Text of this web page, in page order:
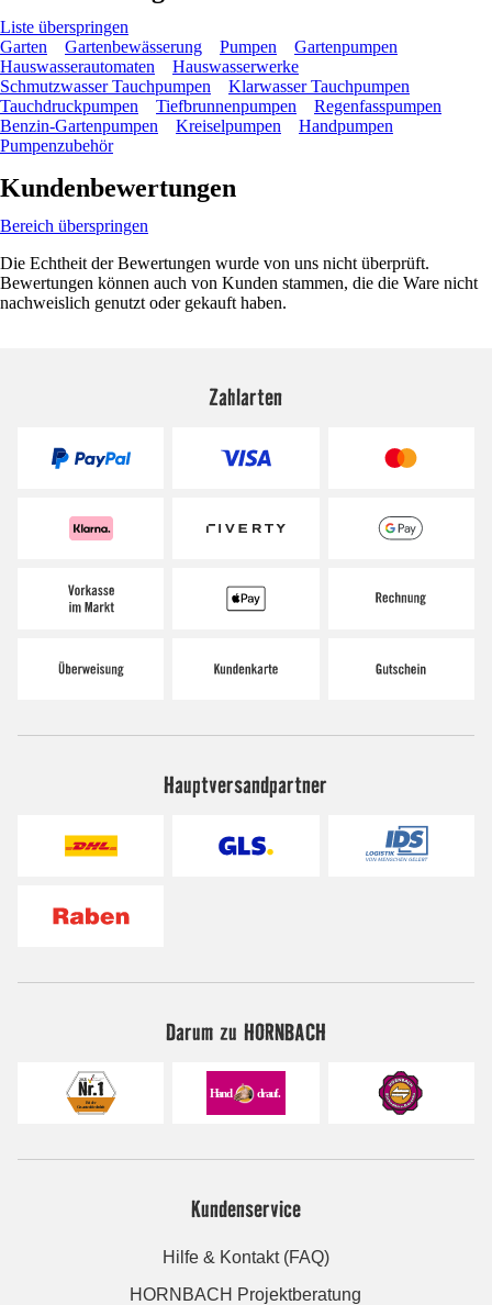
Liste überspringen
Garten
Gartenbewässerung Pumpen
Gartenpumpen
Hauswasserautomaten
Hauswasserwerke
Schmutzwasser Tauchpumpen
Klarwasser Tauchpumpen
Tauchdruckpumpen
Tiefbrunnenpumpen
Regenfasspumpen
Benzin-Gartenpumpen
Kreiselpumpen
Handpumpen
Pumpenzubehör
Kundenbewertungen
Bereich überspringen
Die Echtheit der Bewertungen wurde von uns nicht überprüft.
Bewertungen können auch von Kunden stammen, die die Ware nicht
nachweislich genutzt oder gekauft haben.
Zahlarten
Hauptversandpartner
Darum zu HORNBACH
Kundenservice
Hilfe & Kontakt (FAQ)
HORNBACH Projektberatung